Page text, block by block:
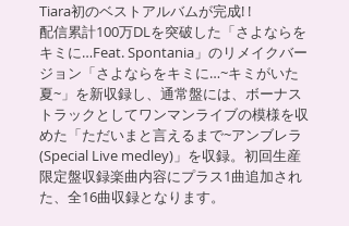
Tiara初のベストアルバムが完成! !
配信累計100万DLを突破した「さよならを
キミに…Feat. Spontania」のリメイクバー
ジョン「さよならをキミに…~キミがいた
夏~」を新収録し、通常盤には、ボーナス
トラックとしてワンマンライブの模様を収
めた「ただいまと言えるまで~アンブレラ
(Special Live medley)」を収録。 初回生産
限定盤収録楽曲内容にプラス1曲追加され
た、全16曲収録となります。